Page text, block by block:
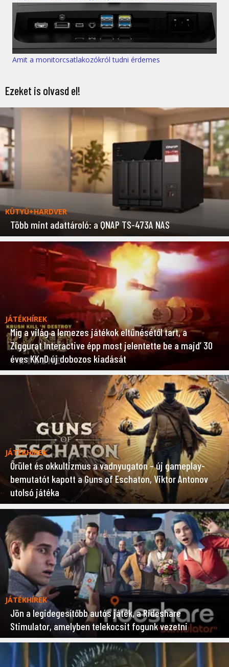
Amit a monitorcsatlakozókról tudni érdemes
Ezeket is olvasd el!
KÜTYÜ+HARDVER
Több mint adattároló: a QNAP TS-473A NAS
JÁTÉKHÍREK
Míg a világ a lemezes játékok eltűnésétől tart, a
Ziggurat Interactive épp most jelentette be a majd’ 30
éves KKnD új dobozos kiadását
JÁTÉKHÍREK
Őrület és okkultizmus a vadnyugaton – új gameplay-
bemutatót kapott a Guns of Eschaton, Viktor Antonov
utolsó játéka
JÁTÉKHÍREK
Jön a legidegesítőbb autós játék, a Rideshare
Stimulator, amelyben telekocsit fogunk vezetni